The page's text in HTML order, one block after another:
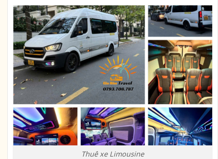
Thuê xe Limousine